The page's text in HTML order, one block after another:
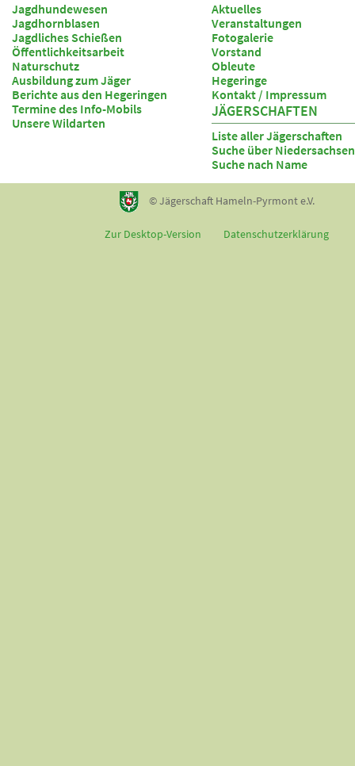
Jagdhundewesen
Jagdhornblasen
Jagdliches Schießen
Öffentlichkeitsarbeit
Naturschutz
Ausbildung zum Jäger
Berichte aus den Hegeringen
Termine des Info-Mobils
Unsere Wildarten
Aktuelles
Veranstaltungen
Fotogalerie
Vorstand
Obleute
Hegeringe
Kontakt / Impressum
JÄGERSCHAFTEN
Liste aller Jägerschaften
Suche über
Suche nach Name
© Jägerschaft Hameln-Pyrmont e.V.
Zur Desktop-Version Datenschutzerklärung